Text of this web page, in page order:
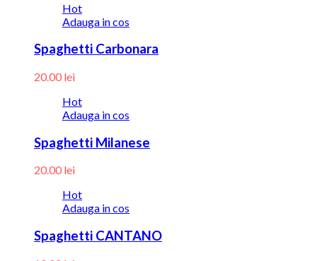
Hot
Adauga in cos
Spaghetti Carbonara
20.00 lei
Hot
Adauga in cos
Spaghetti Milanese
20.00 lei
Hot
Adauga in cos
Spaghetti CANTANO